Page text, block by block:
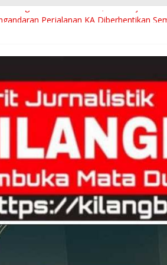
Penghentian Sementara, Kini Perjalanan
Kecamatan Kasokandel Majalengka
Staf RSUD dr Soekardjo Terancam